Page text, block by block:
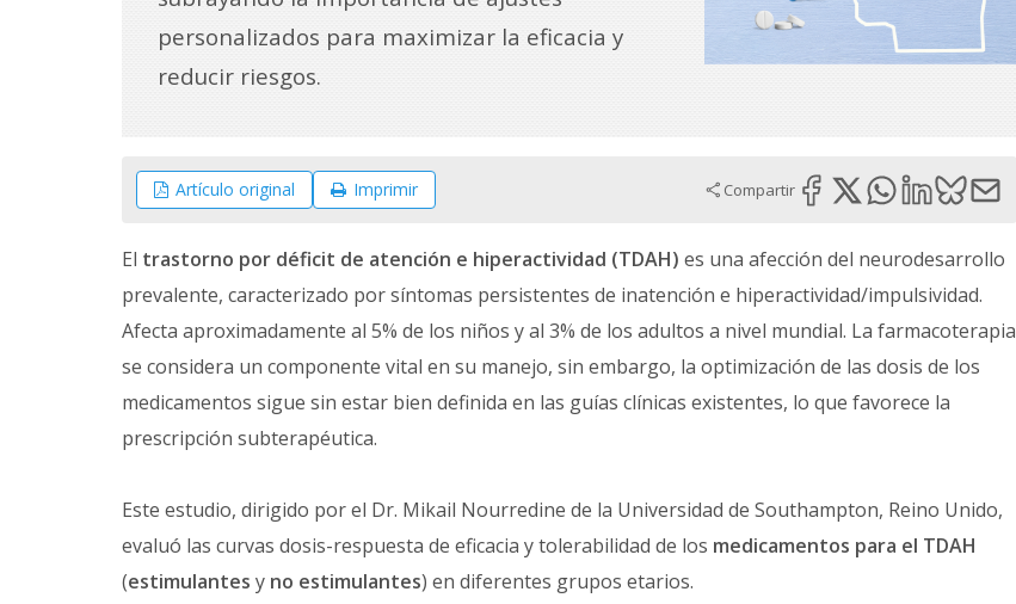
personalizados para maximizar la eficacia y
reducir riesgos.
Artículo original Imprimir Compartir
El trastorno por déficit de atención e hiperactividad (TDAH) es una afección del neurodesarrollo
prevalente, caracterizado por síntomas persistentes de inatención e hiperactividad/impulsividad.
Afecta aproximadamente al 5% de los niños y al 3% de los adultos a nivel mundial. La farmacoterapia
se considera un componente vital en su manejo, sin embargo, la optimización de las dosis de los
medicamentos sigue sin estar bien definida en las guías clínicas existentes, lo que favorece la
prescripción subterapéutica.
Este estudio, dirigido por el Dr. Mikail Nourredine de la Universidad de Southampton, Reino Unido,
evaluó las curvas dosis-respuesta de eficacia y tolerabilidad de los medicamentos para el TDAH
(estimulantes y no estimulantes) en diferentes grupos etarios.